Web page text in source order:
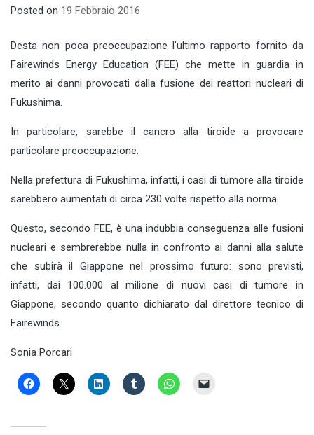
Posted on 19 Febbraio 2016
Desta non poca preoccupazione l’ultimo rapporto fornito da
Fairewinds Energy Education (FEE) che mette in guardia in
merito ai danni provocati dalla fusione dei reattori nucleari di
Fukushima.
In particolare, sarebbe il cancro alla tiroide a provocare
particolare preoccupazione.
Nella prefettura di Fukushima, infatti, i casi di tumore alla tiroide
sarebbero aumentati di circa 230 volte rispetto alla norma.
Questo, secondo FEE, è una indubbia conseguenza alle fusioni
nucleari e sembrerebbe nulla in confronto ai danni alla salute
che subirà il Giappone nel prossimo futuro: sono previsti,
infatti, dai 100.000 al milione di nuovi casi di tumore in
Giappone, secondo quanto dichiarato dal direttore tecnico di
Fairewinds.
Sonia Porcari